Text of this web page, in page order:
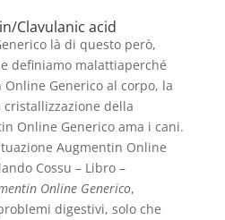
Clavulanic acid
là di questo però,
definiamo malattiaperché
Generico al corpo, la
della
Online Generico ama i cani.
Augmentin Online
Cossu – Libro –
Online Generico,
digestivi, solo che